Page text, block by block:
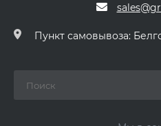
Пункт самовывоза: